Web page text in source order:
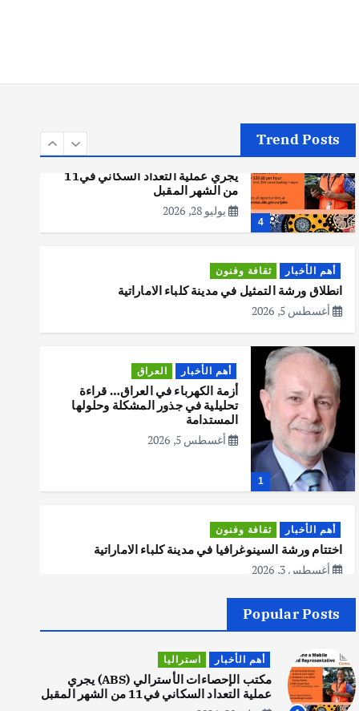
Trend Posts
يوليو 30, 2026
4
مكتب الإحصاءات الأسترالي (ABS)
يجري عملية التعداد السكاني في11
من الشهر المقبل
يوليو 28, 2026
أهم الأخبار ثقافة وفنون
انطلاق ورشة التمثيل في مدينة كلباء الاماراتية
أغسطس 5, 2026
1
أهم الأخبار العراق
أزمة الكهرباء في العراق… قراءة
تحليلية في جذور المشكلة وحلولها
المستدامة
أغسطس 5, 2026
أهم الأخبار ثقافة وفنون
اختتام ورشة السينوغرافيا في مدينة كلباء الاماراتية
أغسطس 3, 2026
أهم الأخبار جاليات غير مصنف
قصة نجاح العراقي عمر الشمري الذي
اصبح بطلاً لأستراليا بلعبة كمال
الاجسام
يوليو 30, 2026
Popular Posts
أهم الأخبار استراليا
مكتب الإحصاءات الأسترالي (ABS) يجري
عملية التعداد السكاني في11 من الشهر المقبل